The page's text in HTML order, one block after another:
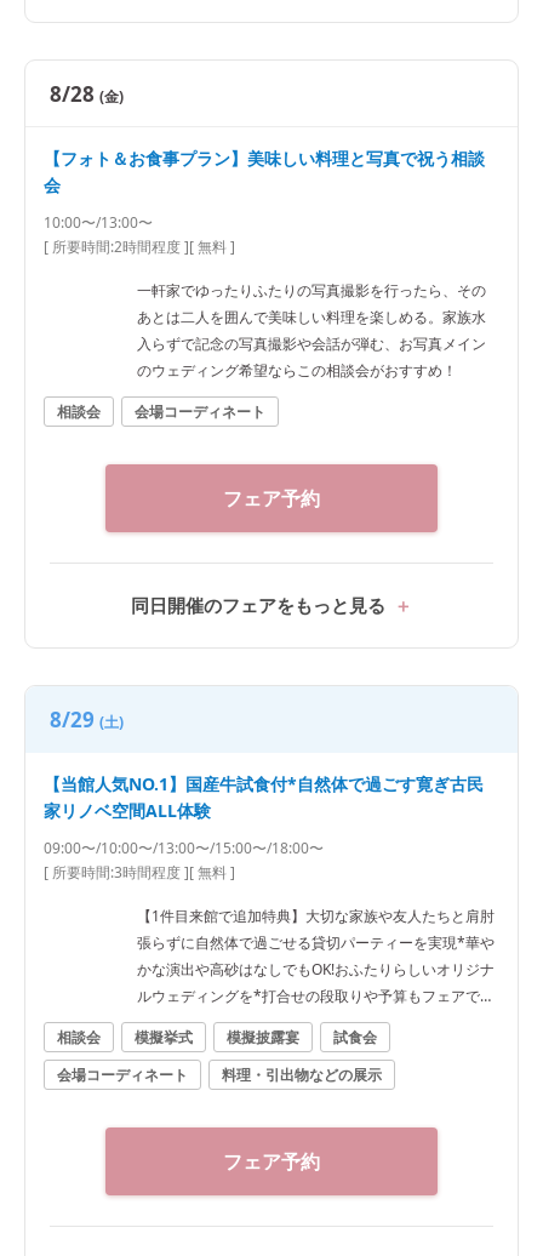
8/28 (金)
【フォト＆お食事プラン】美味しい料理と写真で祝う相談
会
10:00〜/13:00〜
[ 所要時間:2時間程度][ 無料 ]
一軒家でゆったりふたりの写真撮影を行ったら、その
あとは二人を囲んで美味しい料理を楽しめる。家族水
入らずで記念の写真撮影や会話が弾む、お写真メイン
のウェディング希望ならこの相談会がおすすめ！
相談会
会場コーディネート
フェア予約
同日開催のフェアをもっと見る
8/29 (土)
【当館人気NO.1】国産牛試食付*自然体で過ごす寛ぎ古民
家リノベ空間ALL体験
09:00〜/10:00〜/13:00〜/15:00〜/18:00〜
[ 所要時間:3時間程度][ 無料 ]
【1件目来館で追加特典】大切な家族や友人たちと肩肘
張らずに自然体で過ごせる貸切パーティーを実現*華や
かな演出や高砂はなしでもOK!おふたりらしいオリジナ
ルウェディングを*打合せの段取りや予算もフェアで解
決
相談会 模擬挙式 模擬披露宴
試食会
会場コーディネート
料理・引出物などの展示
フェア予約